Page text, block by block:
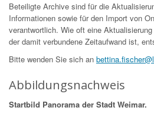
Beteiligte Archive sind für die
Informationen sowie für den Import von
verantwortlich. Wie oft eine
der damit verbundene Zeitaufwand ist,
Bitte wenden Sie sich an
Abbildungsnachweis
Startbild Panorama der Stadt Weimar.